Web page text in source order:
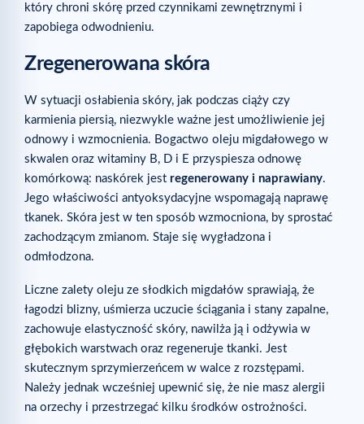
który chroni skórę przed czynnikami zewnętrznymi i
zapobiega odwodnieniu.
Zregenerowana skóra
W sytuacji osłabienia skóry, jak podczas ciąży czy
karmienia piersią, niezwykle ważne jest umożliwienie jej
odnowy i wzmocnienia. Bogactwo oleju migdałowego w
skwalen oraz witaminy B, D i E przyspiesza odnowę
komórkową: naskórek jest regenerowany i naprawiany.
Jego właściwości antyoksydacyjne wspomagają naprawę
tkanek. Skóra jest w ten sposób wzmocniona, by sprostać
zachodzącym zmianom. Staje się wygładzona i
odmłodzona.
Liczne zalety oleju ze słodkich migdałów sprawiają, że
łagodzi blizny, uśmierza uczucie ściągania i stany zapalne,
zachowuje elastyczność skóry, nawilża ją i odżywia w
głębokich warstwach oraz regeneruje tkanki. Jest
skutecznym sprzymierzeńcem w walce z rozstępami.
Należy jednak wcześniej upewnić się, że nie masz alergii
na orzechy i przestrzegać kilku środków ostrożności.